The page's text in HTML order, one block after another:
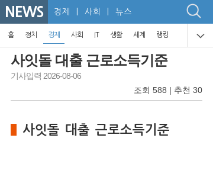
NEWS 경제 | 사회 | 뉴스
홈 정치 경제 사회 IT 생활 세계 랭킹
사잇돌 대출 근로소득기준
기사입력 2026-08-06
조회 588 | 추천 30
사잇돌 대출 근로소득기준